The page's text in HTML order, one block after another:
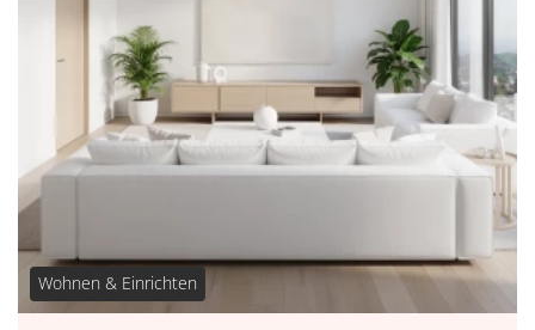
Wohnen & Einrichten